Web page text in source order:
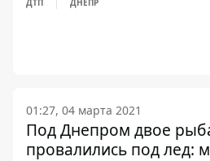
ДТП ДНЕПР
01:27, 04 марта 2021
Под Днепром двое
провалились под лед: